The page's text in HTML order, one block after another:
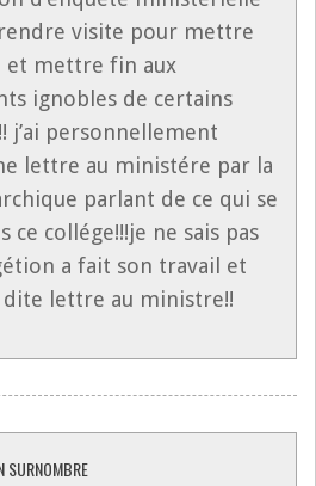
visite pour mettre
et mettre fin aux
ignobles de certains
j’ai personnellement
lettre au ministére par la
parlant de ce qui se
ce collége!!!je ne sais pas
a fait son travail et
dite lettre au ministre!!
SURNOMBRE